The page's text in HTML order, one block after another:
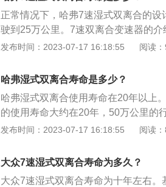
承担扭矩也就相对来说较小。干式双
上，通过简化相关液压系统而发展起
内，动板上的干摩擦片可以直接相互
热。因此，干式双离合变速箱的热熔
故，只要按时保养就不会损坏。
正常情况下，哈弗7速湿式双离合的
驶到25万公里。7速双离合变速器的
盘上的干式摩擦片相互结合固然可以
速器一般与小排量的发动机配合使用
由3个尺寸相近的离合片同轴相叠安
1、3、5、7挡和2、4、6、倒挡，中
者分离通过切换来进行换挡。
发布时间：2023-07-17 16:18:55 阅读
哈弗湿式双离合寿命是多少？
哈弗湿式双离合使用寿命在20年以上
的使用寿命大约在20年，50万公里的
干式。大致的原理和构造相同，但是
冷。而干式离合器通过风冷来散热。
离合这个摩擦部件使用寿命会比干湿
发布时间：2023-07-17 16:18:55 阅读
大众7速湿式双离合寿命为多久？
大众7速湿式双离合寿命为十年左右